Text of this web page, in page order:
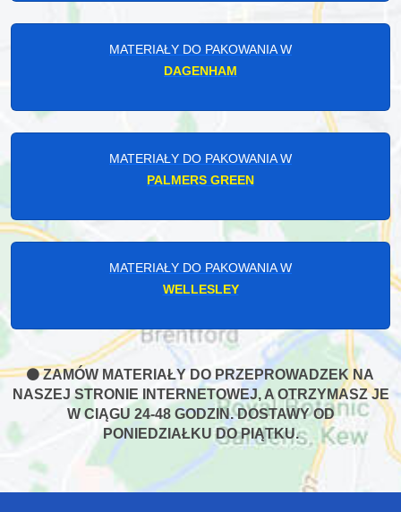
MATERIAŁY DO PAKOWANIA W
DAGENHAM
MATERIAŁY DO PAKOWANIA W
PALMERS GREEN
MATERIAŁY DO PAKOWANIA W
WELLESLEY
ZAMÓW MATERIAŁY DO PRZEPROWADZEK NA
NASZEJ STRONIE INTERNETOWEJ, A OTRZYMASZ JE
W CIĄGU 24-48 GODZIN. DOSTAWY OD
PONIEDZIAŁKU DO PIĄTKU.